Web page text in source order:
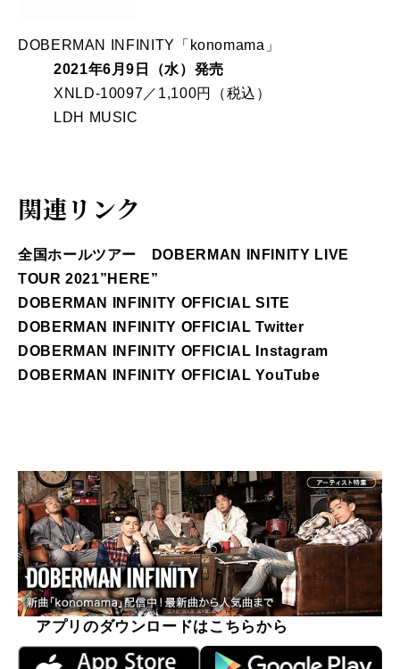
DOBERMAN INFINITY「konomama」
2021年6月9日（水）発売
XNLD-10097／1,100円（税込）
LDH MUSIC
関連リンク
全国ホールツアー DOBERMAN INFINITY LIVE
TOUR 2021”HERE”
DOBERMAN INFINITY OFFICIAL SITE
DOBERMAN INFINITY OFFICIAL Twitter
DOBERMAN INFINITY OFFICIAL Instagram
DOBERMAN INFINITY OFFICIAL YouTube
アプリのダウンロードはこちらから